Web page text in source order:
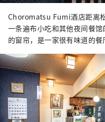
Choromatsu Fumi酒店距离
一条遍布小吃和其他夜间餐
的窗帘，是一家很有味道的餐